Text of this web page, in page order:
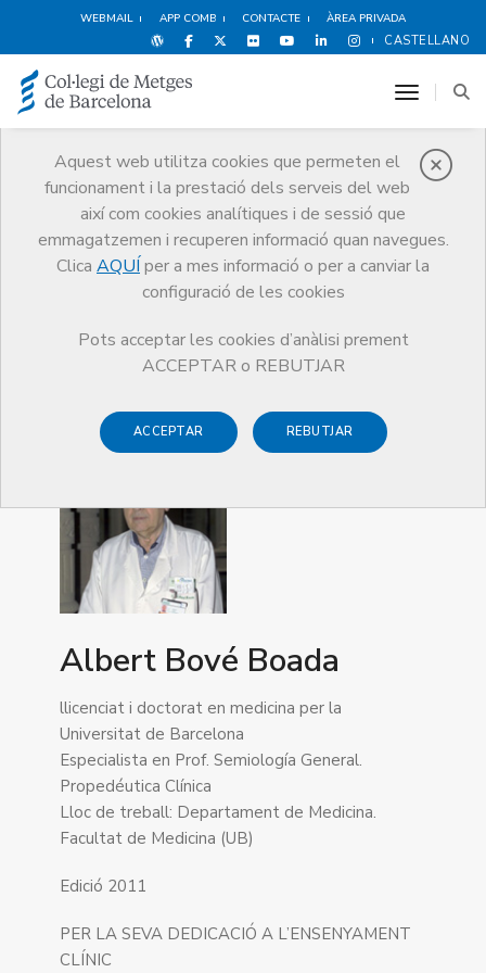
WEBMAIL APP COMB CONTACTE ÀREA PRIVADA
CASTELLANO
Aquest web utilitza cookies que permeten el
funcionament i la prestació dels serveis del web
així com cookies analítiques i de sessió que
emmagatzemen i recuperen informació quan navegues.
Clica AQUÍ per a mes informació o per a canviar la
configuració de les cookies
Pots acceptar les cookies d’anàlisi prement
ACCEPTAR o REBUTJAR
ACCEPTAR REBUTJAR
toggle
Premis
Premis Guardonat Edició 2011
Guardonat Edició 2011
Albert Bové Boada
llicenciat i doctorat en medicina per la
Universitat de Barcelona
Especialista en Prof. Semiología General.
Propedéutica Clínica
Lloc de treball: Departament de Medicina.
Facultat de Medicina (UB)
Edició 2011
PER LA SEVA DEDICACIÓ A L’ENSENYAMENT
CLÍNIC